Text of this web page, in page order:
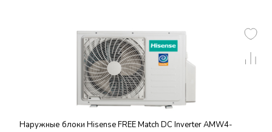
Наружные блоки Hisense FREE Match DC Inverter AMW4-